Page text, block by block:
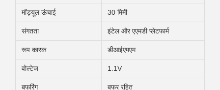
मॉड्यूल ऊंचाई 30 मिमी
संगतता इंटेल और एएमडी प्लेटफार्म
रूप कारक डीआईएमएम
वोल्टेज 1.1V
बफरिंग बफर रहित